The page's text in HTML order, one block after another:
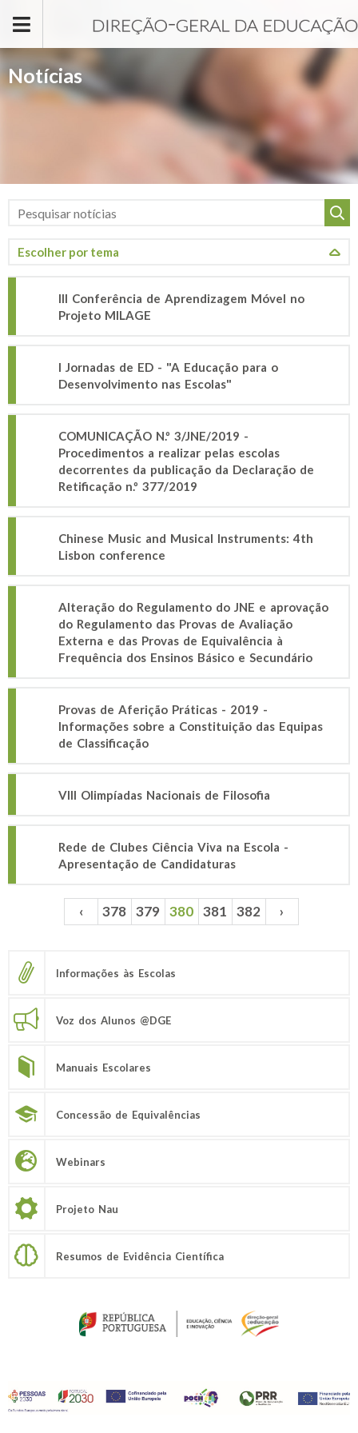
Notícias
III Conferência de Aprendizagem Móvel no
Projeto MILAGE
I Jornadas de ED - "A Educação para o
Desenvolvimento nas Escolas"
COMUNICAÇÃO N.º 3/JNE/2019 -
Procedimentos a realizar pelas escolas
decorrentes da publicação da Declaração de
Retificação n.º 377/2019
Chinese Music and Musical Instruments: 4th
Lisbon conference
Alteração do Regulamento do JNE e aprovação
do Regulamento das Provas de Avaliação
Externa e das Provas de Equivalência à
Frequência dos Ensinos Básico e Secundário
Provas de Aferição Práticas - 2019 -
Informações sobre a Constituição das Equipas
de Classificação
VIII Olimpíadas Nacionais de Filosofia
Rede de Clubes Ciência Viva na Escola -
Apresentação de Candidaturas
Páginas ‹ 378 379 380 381 382 ›
Informações às Escolas
Voz dos Alunos @DGE
Manuais Escolares
Concessão de Equivalências
Webinars
Projeto Nau
Resumos de Evidência Científica